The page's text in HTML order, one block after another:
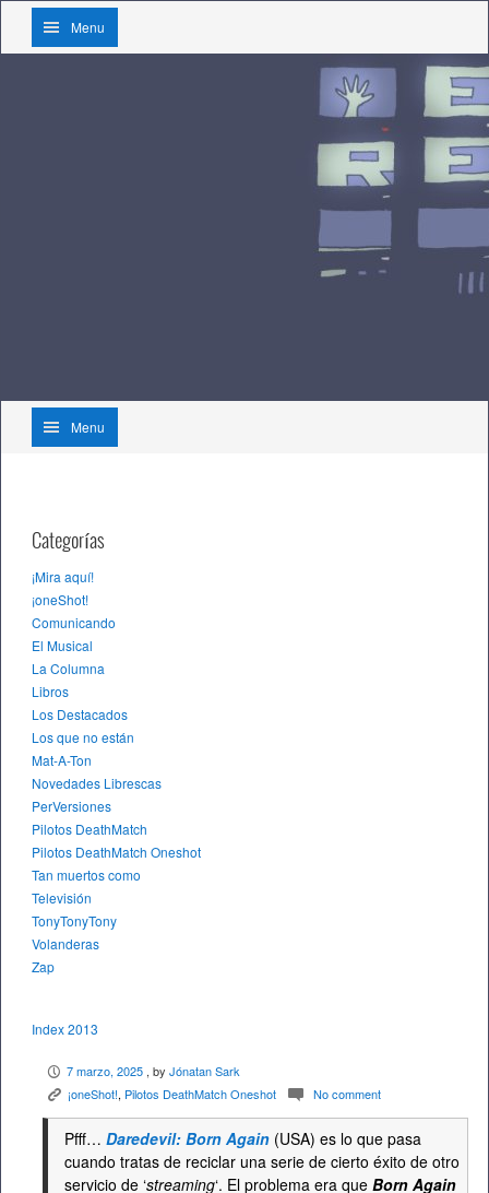
Menu
Menu
Categorías
¡Mira aquí!
¡oneShot!
Comunicando
El Musical
La Columna
Libros
Los Destacados
Los que no están
Mat-A-Ton
Novedades Librescas
PerVersiones
Pilotos DeathMatch
Pilotos DeathMatch Oneshot
Tan muertos como
Televisión
TonyTonyTony
Volanderas
Zap
Index 2013
P 7 marzo, 2025 , by Jónatan Sark
K ¡oneShot!, Pilotos DeathMatch Oneshot c No comment
Pfff… Daredevil: Born Again (USA) es lo que pasa
cuando tratas de reciclar una serie de cierto éxito de otro
servicio de ‘streaming‘. El problema era que Born Again